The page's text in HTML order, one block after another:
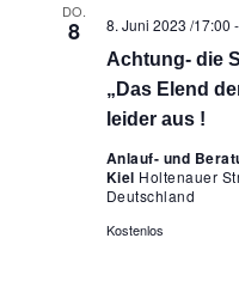
DO.
8
Achtung- die
„Das Elend
leider aus !
8. Juni 2023 /17:00 -
Anlauf- und
Kiel Holtenauer
Deutschland
Kostenlos